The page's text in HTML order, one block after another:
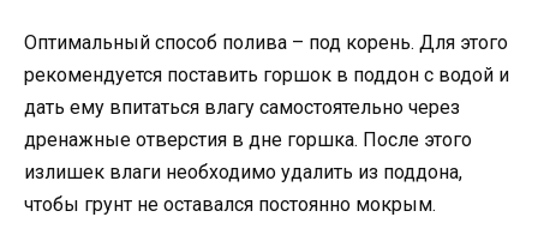
Оптимальный способ полива – под корень. Для этого
рекомендуется поставить горшок в поддон с водой и
дать ему впитаться влагу самостоятельно через
дренажные отверстия в дне горшка. После этого
излишек влаги необходимо удалить из поддона,
чтобы грунт не оставался постоянно мокрым.